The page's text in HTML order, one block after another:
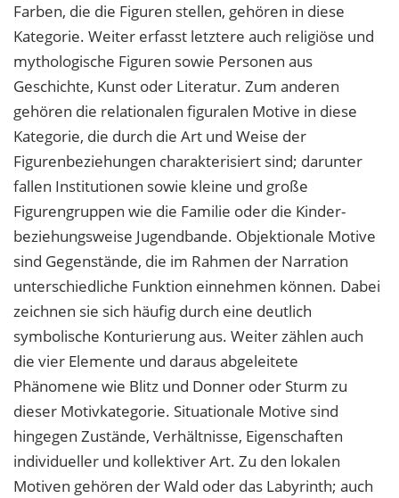
Farben, die die Figuren stellen, gehören in diese
Kategorie. Weiter erfasst letztere auch religiöse und
mythologische Figuren sowie Personen aus
Geschichte, Kunst oder Literatur. Zum anderen
gehören die relationalen figuralen Motive in diese
Kategorie, die durch die Art und Weise der
Figurenbeziehungen charakterisiert sind; darunter
fallen Institutionen sowie kleine und große
Figurengruppen wie die Familie oder die Kinder-
beziehungsweise Jugendbande. Objektionale Motive
sind Gegenstände, die im Rahmen der Narration
unterschiedliche Funktion einnehmen können. Dabei
zeichnen sie sich häufig durch eine deutlich
symbolische Konturierung aus. Weiter zählen auch
die vier Elemente und daraus abgeleitete
Phänomene wie Blitz und Donner oder Sturm zu
dieser Motivkategorie. Situationale Motive sind
hingegen Zustände, Verhältnisse, Eigenschaften
individueller und kollektiver Art. Zu den lokalen
Motiven gehören der Wald oder das Labyrinth; auch